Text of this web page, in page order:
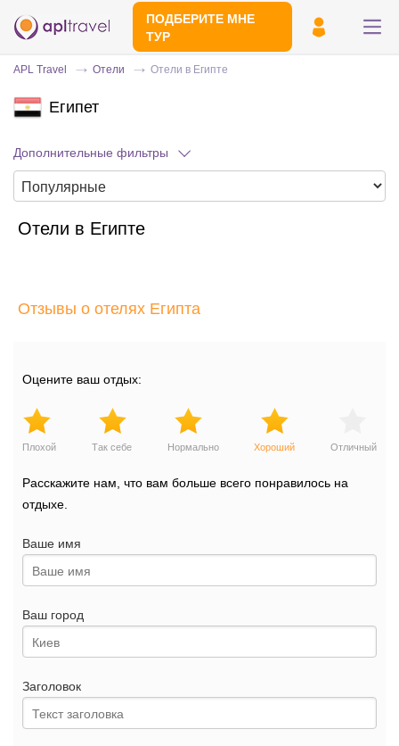
ПОДБЕРИТЕ МНЕ
ТУР
минут
APL Travel Отели Отели в Египте
Египет
Дополнительные фильтры
Отели в Египте
Отзывы о отелях Египта
Оцените ваш отдых:
Плохой Так себе Нормально Хороший Отличный
Расскажите нам, что вам больше всего понравилось на
отдыхе.
Ваше имя
Ваш город
Заголовок